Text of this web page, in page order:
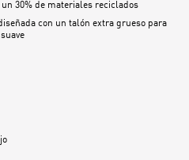
30% de materiales reciclados
con un talón extra grueso para